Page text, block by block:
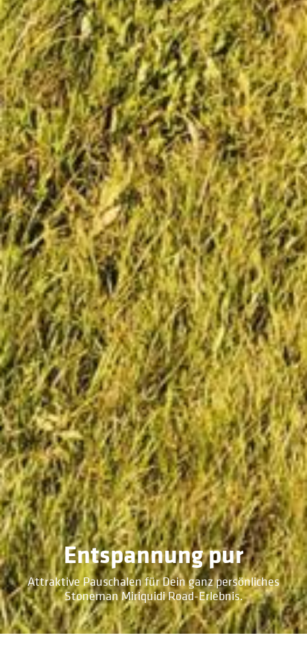
Entspannung pur
Attraktive Pauschalen für Dein ganz persönliches
Stoneman Miriquidi Road-Erlebnis.